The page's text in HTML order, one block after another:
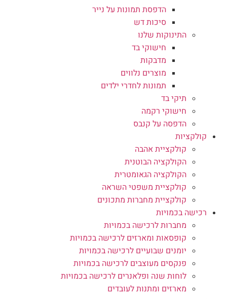
הדפסת תמונות על נייר
סיכות דש
התינוקות שלנו
חישוקי בד
מדבקות
מוצרים נלווים
תמונות לחדרי ילדים
תיקי בד
חישוקי רקמה
הדפסה על קנבס
קולקציות
קולקציית אהבה
הקולקציה הבוטנית
הקולקציה הגאומטרית
קולקציית משפטי השראה
קולקציית מחברות מתכונים
רכישה בכמויות
מחברות לרכישה בכמויות
קופסאות ומארזים לרכישה בכמויות
יומנים שבועיים לרכישה בכמויות
פנקסים מעוצבים לרכישה בכמויות
לוחות שנה ופלאנרים לרכישה בכמויות
מארזים ומתנות לעובדים